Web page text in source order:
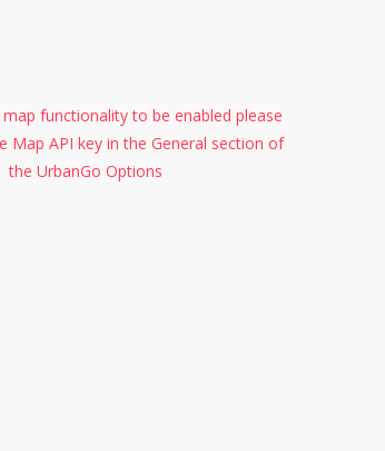
functionality to be enabled please
Map API key in the General section of
the UrbanGo Options